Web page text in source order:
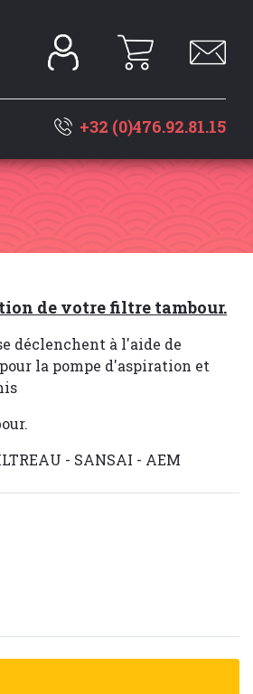
+32 (0)476.92.81.15
de votre filtre tambour.
déclenchent à l'aide de
la pompe d'aspiration et
- SANSAI - AEM